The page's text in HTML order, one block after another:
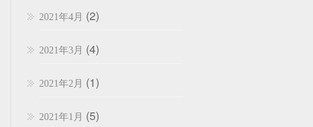
2021年4月 (2)
2021年3月 (4)
2021年2月 (1)
2021年1月 (5)